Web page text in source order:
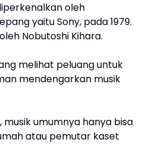
oleh
yaitu Sony, pada 1979.
Nobutoshi Kihara.
melihat peluang untuk
mendengarkan musik
umumnya hanya bisa
atau pemutar kaset